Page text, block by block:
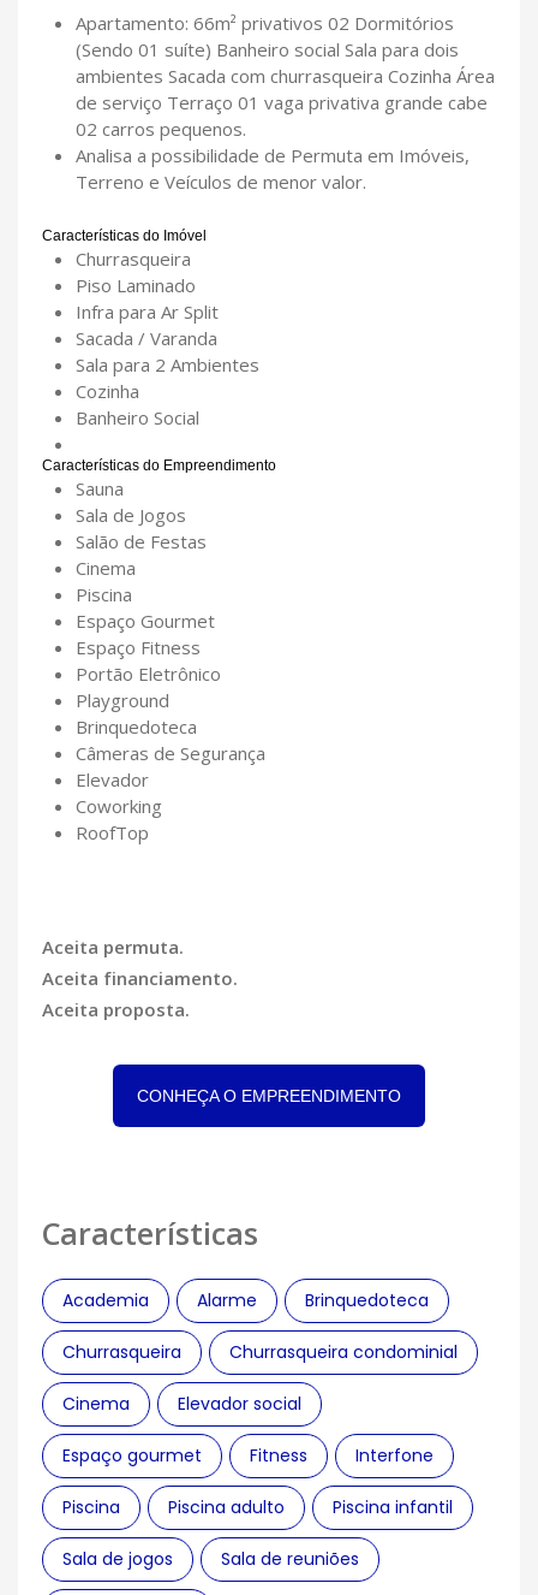
Apartamento: 66m² privativos 02 Dormitórios
(Sendo 01 suíte) Banheiro social Sala para dois
ambientes Sacada com churrasqueira Cozinha Área
de serviço Terraço 01 vaga privativa grande cabe
02 carros pequenos.
Analisa a possibilidade de Permuta em Imóveis,
Terreno e Veículos de menor valor.
Características do Imóvel
Churrasqueira
Piso Laminado
Infra para Ar Split
Sacada / Varanda
Sala para 2 Ambientes
Cozinha
Banheiro Social
Características do Empreendimento
Sauna
Sala de Jogos
Salão de Festas
Cinema
Piscina
Espaço Gourmet
Espaço Fitness
Portão Eletrônico
Playground
Brinquedoteca
Câmeras de Segurança
Elevador
Coworking
RoofTop
Aceita permuta.
Aceita financiamento.
Aceita proposta.
CONHEÇA O EMPREENDIMENTO
Características
Academia Alarme Brinquedoteca
Churrasqueira Churrasqueira condominial
Cinema Elevador social
Espaço gourmet Fitness Interfone
Piscina Piscina adulto Piscina infantil
Sala de jogos Sala de reuniões